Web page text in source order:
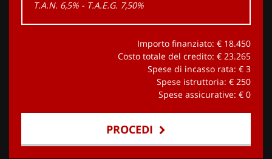
T.A.N. 6,5% - T.A.E.G. 7,50%
Importo finanziato: € 18.450
Costo totale del credito: € 23.265
Spese di incasso rata: € 3
Spese istruttoria: € 250
Spese assicurative: € 0
PROCEDI